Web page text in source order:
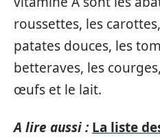
roussettes, les
patates douces, les
betteraves, les
œufs et le lait.
A lire aussi : La liste